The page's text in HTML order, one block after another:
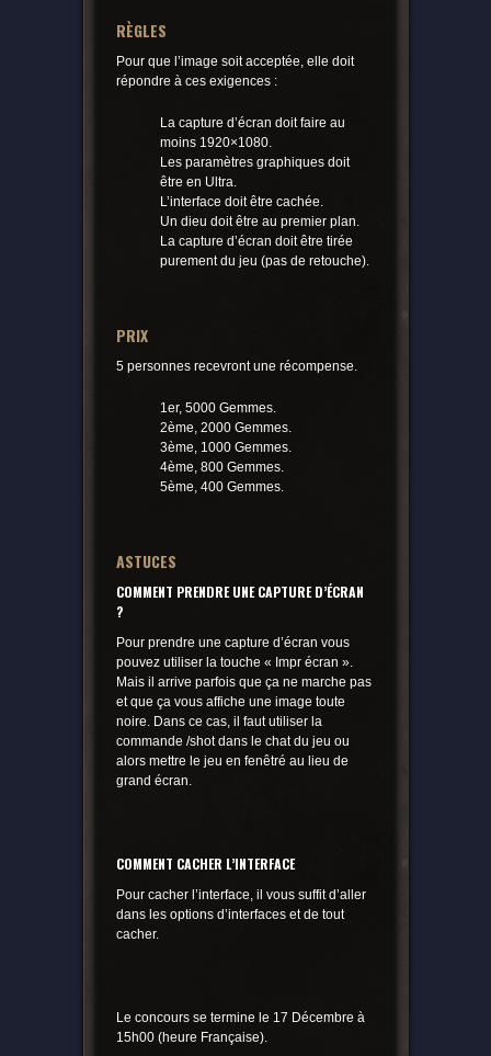
RÈGLES
Pour que l’image soit acceptée, elle doit
répondre à ces exigences :
La capture d’écran doit faire au
moins 1920×1080.
Les paramètres graphiques doit
être en Ultra.
L’interface doit être cachée.
Un dieu doit être au premier plan.
La capture d’écran doit être tirée
purement du jeu (pas de retouche).
PRIX
5 personnes recevront une récompense.
1er, 5000 Gemmes.
2ème, 2000 Gemmes.
3ème, 1000 Gemmes.
4ème, 800 Gemmes.
5ème, 400 Gemmes.
ASTUCES
COMMENT PRENDRE UNE CAPTURE D’ÉCRAN
?
Pour prendre une capture d’écran vous
pouvez utiliser la touche « Impr écran ».
Mais il arrive parfois que ça ne marche pas
et que ça vous affiche une image toute
noire. Dans ce cas, il faut utiliser la
commande /shot dans le chat du jeu ou
alors mettre le jeu en fenêtré au lieu de
grand écran.
COMMENT CACHER L’INTERFACE
Pour cacher l’interface, il vous suffit d’aller
dans les options d’interfaces et de tout
cacher.
Le concours se termine le 17 Décembre à
15h00 (heure Française).